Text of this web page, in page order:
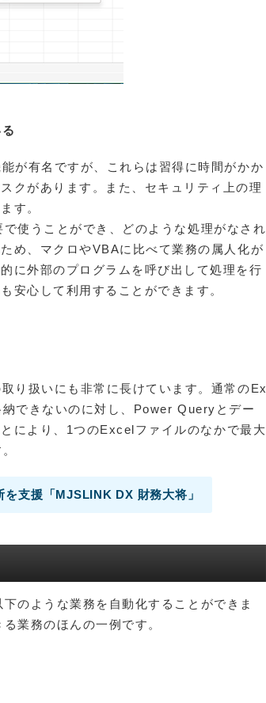
が有名ですが、これらは習得に時間がかか
クがあります。また、セキュリティ上の理
す。
使うことができ、どのような処理がなされ
め、マクロやVBAに比べて業務の属人化が
に外部のプログラムを呼び出して処理を行
安心して利用することができます。
り扱いにも非常に長けています。通常のEx
できないのに対し、Power Queryとデー
により、1つのExcelファイルのなかで最大
支援「MJSLINK DX 財務大将」
のような業務を自動化することができま
業務のほんの一例です。